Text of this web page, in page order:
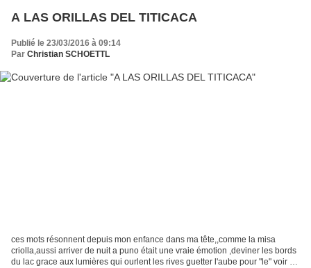
A LAS ORILLAS DEL TITICACA
Publié le 23/03/2016 à 09:14
Par Christian SCHOETTL
ces mots résonnent depuis mon enfance dans ma tête,,comme la misa
criolla,aussi arriver de nuit a puno était une vraie émotion ,deviner les bords
du lac grace aux lumières qui ourlent les rives guetter l'aube pour "le" voir ce